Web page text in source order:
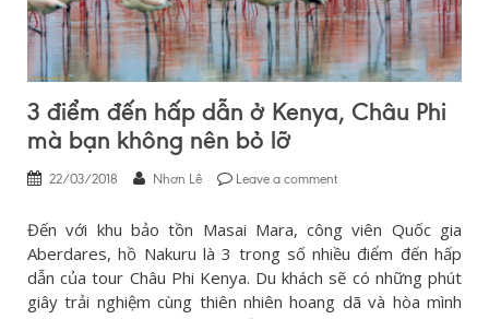
3 điểm đến hấp dẫn ở Kenya, Châu Phi
mà bạn không nên bỏ lỡ
22/03/2018 Nhơn Lê Leave a comment
Đến với khu bảo tồn Masai Mara, công viên Quốc gia
Aberdares, hồ Nakuru là 3 trong số nhiều điểm đến hấp
dẫn của tour Châu Phi Kenya. Du khách sẽ có những phút
giây trải nghiệm cùng thiên nhiên hoang dã và hòa mình